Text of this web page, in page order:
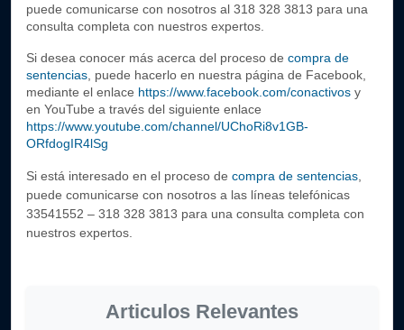
puede comunicarse con nosotros al 318 328 3813 para una
consulta completa con nuestros expertos.
Si desea conocer más acerca del proceso de compra de
sentencias , puede hacerlo en nuestra página de Facebook,
mediante el enlace https://www.facebook.com/conactivos y
https://www.youtube.com/channel/UChoRi8v1GB-
ORfdogIR4lSg
Si está interesado en el proceso de compra de sentencias
33541552 – 318 328 3813 para una consulta completa con
nuestros expertos.
Articulos Relevantes